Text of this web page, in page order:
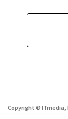
Copyright © ITmedia,